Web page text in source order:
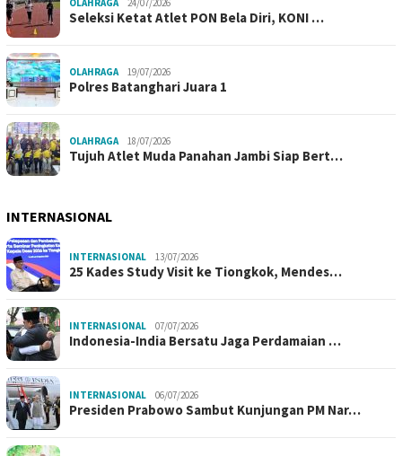
Seleksi Ketat Atlet PON Bela Diri, KONI …
OLAHRAGA 19/07/2026
Polres Batanghari Juara 1
OLAHRAGA 18/07/2026
Tujuh Atlet Muda Panahan Jambi Siap Bert…
INTERNASIONAL
INTERNASIONAL 13/07/2026
25 Kades Study Visit ke Tiongkok, Mendes…
INTERNASIONAL 07/07/2026
Indonesia-India Bersatu Jaga Perdamaian …
INTERNASIONAL 06/07/2026
Presiden Prabowo Sambut Kunjungan PM Nar…